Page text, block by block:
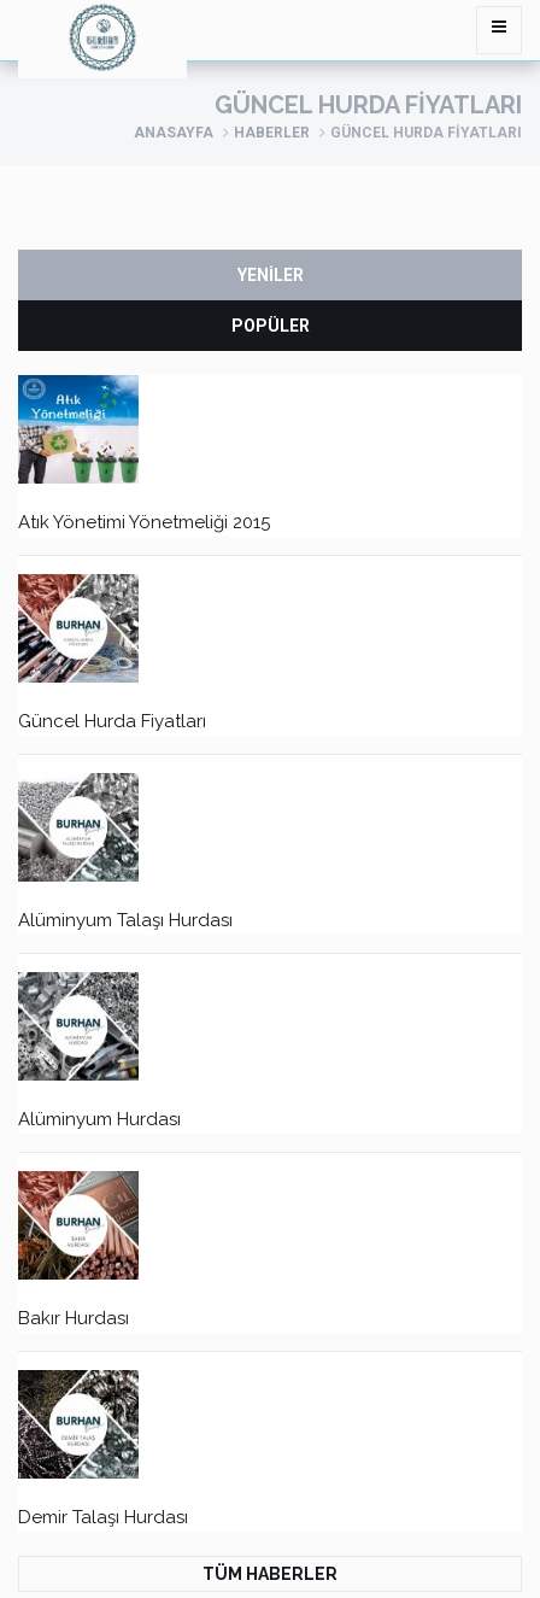
GÜNCEL HURDA FIYATLARI
ANASAYFA HABERLER GÜNCEL HURDA FIYATLARI
YENİLER
POPÜLER
Atık Yönetimi Yönetmeliği 2015
Güncel Hurda Fiyatları
Alüminyum Talaşı Hurdası
Alüminyum Hurdası
Bakır Hurdası
Demir Talaşı Hurdası
TÜM HABERLER